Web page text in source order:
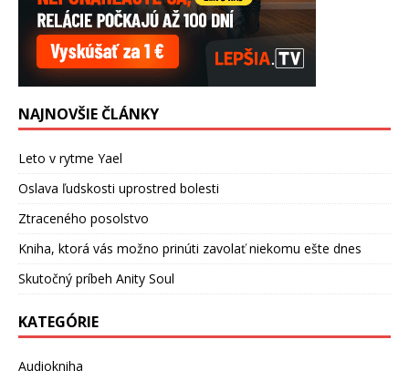
NAJNOVŠIE ČLÁNKY
Leto v rytme Yael
Oslava ľudskosti uprostred bolesti
Ztraceného posolstvo
Kniha, ktorá vás možno prinúti zavolať niekomu ešte dnes
Skutočný príbeh Anity Soul
KATEGÓRIE
Audiokniha